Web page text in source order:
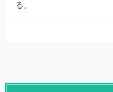
る。